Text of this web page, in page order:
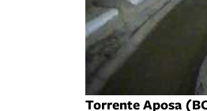
Torrente Aposa